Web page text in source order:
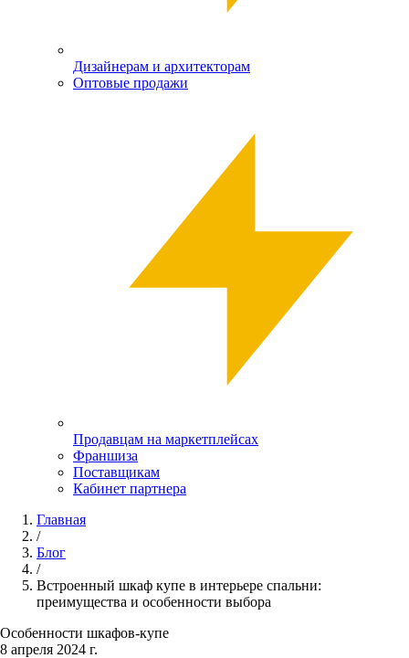
Дизайнерам и архитекторам
Оптовые продажи
Продавцам на маркетплейсах
Франшиза
Поставщикам
Кабинет партнера
Главная
/
Блог
/
Встроенный шкаф купе в интерьере спальни:
преимущества и особенности выбора
Особенности шкафов-купе
8 апреля 2024 г.